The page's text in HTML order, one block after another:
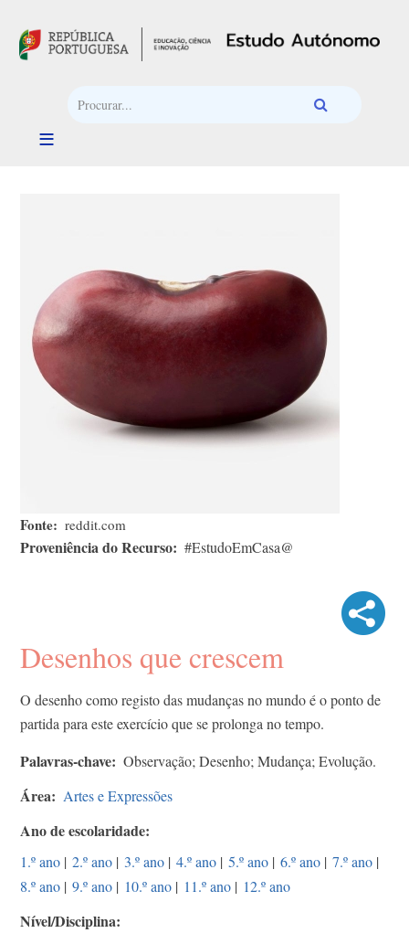
Fonte reddit.com
Proveniência do Recurso #EstudoEmCasa@
Desenhos que crescem
O desenho como registo das mudanças no mundo é o ponto de
partida para este exercício que se prolonga no tempo.
Palavras-chave Observação; Desenho; Mudança; Evolução.
Área Artes e Expressões
Ano de escolaridade
1.º ano | 2.º ano | 3.º ano | 4.º ano | 5.º ano | 6.º ano | 7.º ano |
8.º ano | 9.º ano | 10.º ano | 11.º ano | 12.º ano
Nível/Disciplina